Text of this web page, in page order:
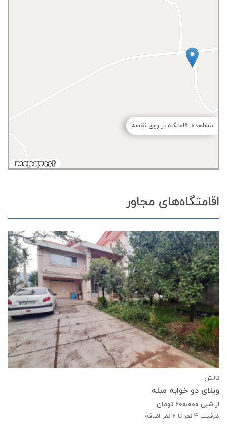
مشاهده اقامتگاه بر روی نقشه
اقامتگاه‌های مجاور
تالش
ویلای دو خوابه مبله
از شبی ۶۰۰٫۰۰۰ تومان
ظرفیت 4 نفر تا 6 نفر اضافه